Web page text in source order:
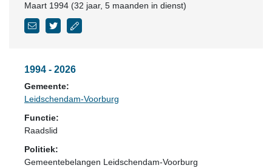
Maart 1994 (32 jaar, 5 maanden in dienst)
1994 - 2026
Gemeente:
Leidschendam-Voorburg
Functie:
Raadslid
Politiek:
Gemeentebelangen Leidschendam-Voorburg